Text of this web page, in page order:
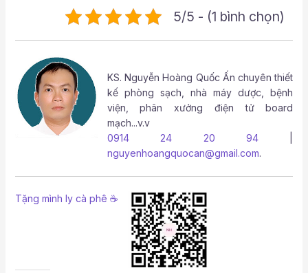
5/5 - (1 bình chọn)
KS. Nguyễn Hoàng Quốc Ấnchuyên thiết
kế phòng sạch, nhà máy dược, bệnh
viện, phân xưởng điện tử board
mạch...v.v
0914 24 20 94|
nguyenhoangquocan@gmail.com.
Tặng mình ly cà phê ☕